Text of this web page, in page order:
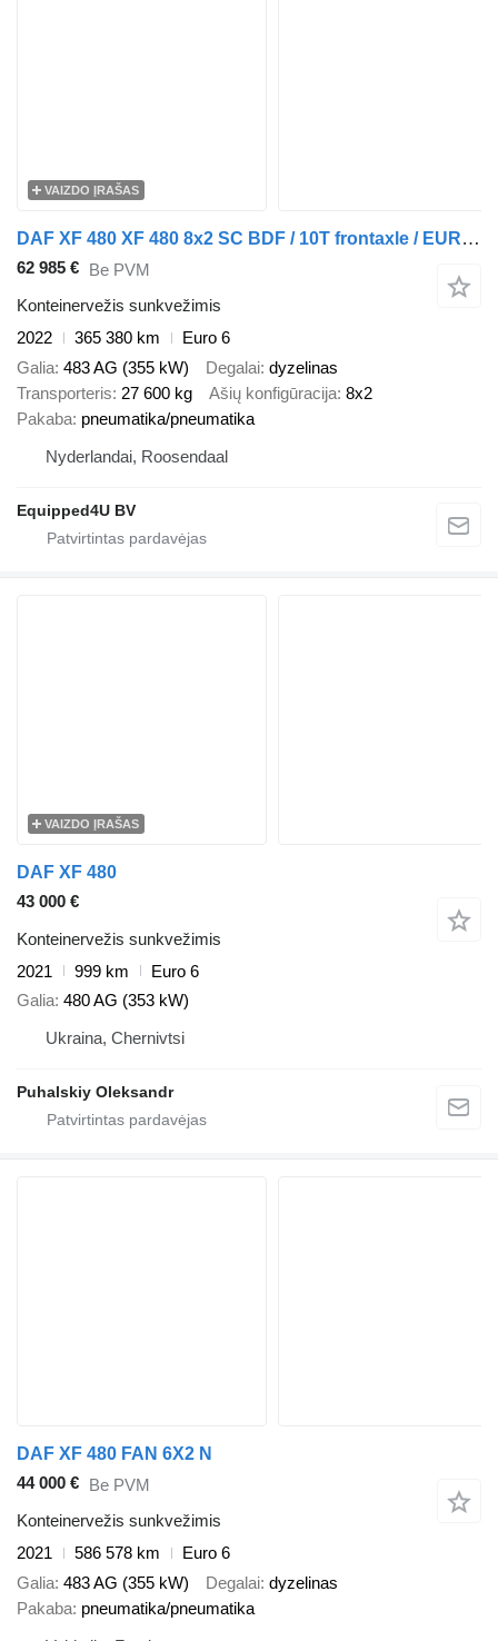
VAIZDO ĮRAŠAS
DAF XF 480 XF 480 8x2 SC BDF / 10T frontaxle / EURO VI D / 365.000 k
62 985 € Be PVM
Konteinervežis sunkvežimis
2022
365 380 km
Euro 6
Galia 483 AG (355 kW) Degalai dyzelinas
Transporteris 27 600 kg Ašių konfigūracija 8x2
Pakaba pneumatika/pneumatika
Nyderlandai, Roosendaal
Equipped4U BV
VAIZDO ĮRAŠAS
DAF XF 480
43 000 €
Konteinervežis sunkvežimis
2021
999 km
Euro 6
Galia 480 AG (353 kW)
Ukraina, Chernivtsi
Puhalskiy Oleksandr
DAF XF 480 FAN 6X2 N
44 000 € Be PVM
Konteinervežis sunkvežimis
2021
586 578 km
Euro 6
Galia 483 AG (355 kW) Degalai dyzelinas
Pakaba pneumatika/pneumatika